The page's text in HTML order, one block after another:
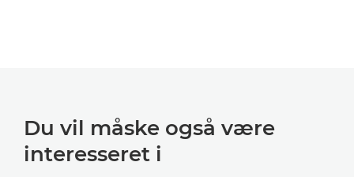
Du vil måske også være
interesseret i